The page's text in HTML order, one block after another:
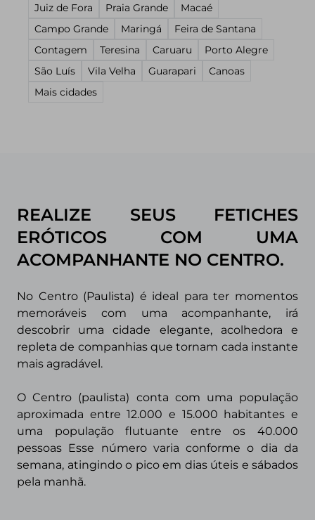
Juiz de Fora
Praia Grande
Macaé
Campo Grande
Maringá
Feira de Santana
Contagem
Teresina Caruaru
Porto Alegre
São Luís
Vila Velha Guarapari
Canoas
Mais cidades
REALIZE SEUS FETICHES
ERÓTICOS COM UMA
ACOMPANHANTE NO CENTRO.
No Centro (Paulista) é ideal para ter momentos
memoráveis com uma acompanhante, irá
descobrir uma cidade elegante, acolhedora e
repleta de companhias que tornam cada instante
mais agradável.
O Centro (paulista) conta com uma população
aproximada entre 12.000 e 15.000 habitantes e
uma população flutuante entre os 40.000
pessoas Esse número varia conforme o dia da
semana, atingindo o pico em dias úteis e sábados
pela manhã.